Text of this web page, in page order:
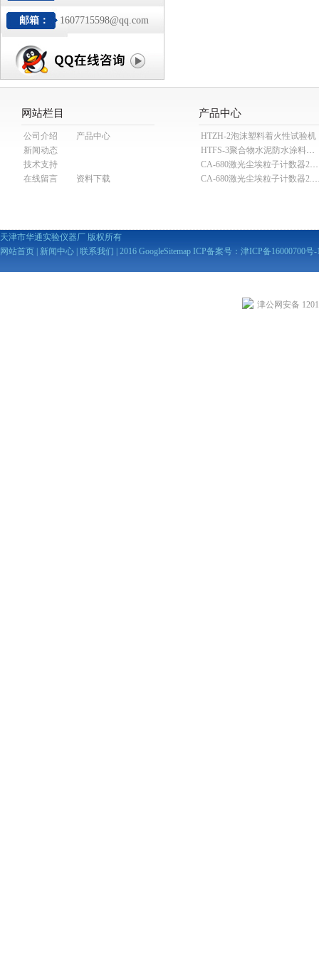
邮箱： 1607715598@qq.com
网站栏目
公司介绍
产品中心
新闻动态
技术支持
在线留言
资料下载
产品中心
HTZH-2泡沫塑料着火性试验机
HTFS-3聚合物水泥防水涂料分散机
CA-680激光尘埃粒子计数器28.3L
CA-680激光尘埃粒子
天津市华通实验仪器厂 版权所有
网站首页
新闻中心 联系我们 | 2016 GoogleSitemap ICP备案号： 津ICP备16000700号-
津公网安备